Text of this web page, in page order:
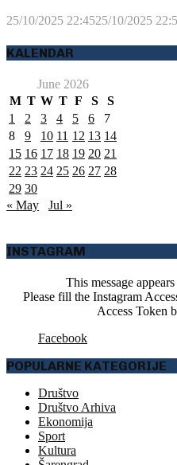
25/10/2025 22:4525/10/2025
KALENDAR
June 2026
M T W T F S
S
1
2 3 4 5 6
7
8
9 10 11 12 13 14
15 16 17 18 19 20 21
22 23 24 25 26 27 28
29 30
« May
Jul »
INSTAGRAM
This message
Please fill the Instagram
Access Token
Facebook
POPULARNE KATEGORIJE
Društvo
Društvo Arhiva
Ekonomija
Sport
Kultura